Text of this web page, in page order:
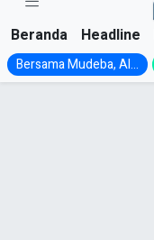
Beranda Headline
Bersama Mudeba, Al...